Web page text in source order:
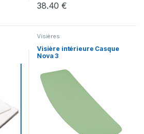
38.40€
Visières
Visière intérieure Casque
Nova 3